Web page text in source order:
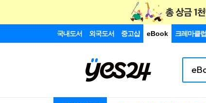
국내도서 외국도서 중고샵 eBook 크레마클럽